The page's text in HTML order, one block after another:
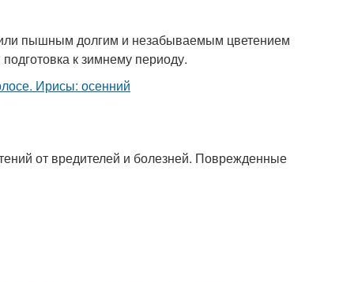
пышным долгим и незабываемым цветением
к зимнему периоду.
от вредителей и болезней. Поврежденные